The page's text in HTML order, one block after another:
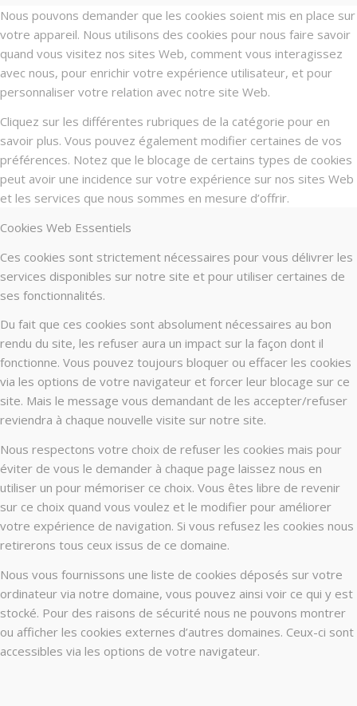
Nous pouvons demander que les cookies soient mis en place sur
votre appareil. Nous utilisons des cookies pour nous faire savoir
quand vous visitez nos sites Web, comment vous interagissez
avec nous, pour enrichir votre expérience utilisateur, et pour
personnaliser votre relation avec notre site Web.
Cliquez sur les différentes rubriques de la catégorie pour en
savoir plus. Vous pouvez également modifier certaines de vos
préférences. Notez que le blocage de certains types de cookies
peut avoir une incidence sur votre expérience sur nos sites Web
et les services que nous sommes en mesure d’offrir.
Cookies Web Essentiels
Ces cookies sont strictement nécessaires pour vous délivrer les
services disponibles sur notre site et pour utiliser certaines de
ses fonctionnalités.
Du fait que ces cookies sont absolument nécessaires au bon
rendu du site, les refuser aura un impact sur la façon dont il
fonctionne. Vous pouvez toujours bloquer ou effacer les cookies
via les options de votre navigateur et forcer leur blocage sur ce
site. Mais le message vous demandant de les accepter/refuser
reviendra à chaque nouvelle visite sur notre site.
Nous respectons votre choix de refuser les cookies mais pour
éviter de vous le demander à chaque page laissez nous en
utiliser un pour mémoriser ce choix. Vous êtes libre de revenir
sur ce choix quand vous voulez et le modifier pour améliorer
votre expérience de navigation. Si vous refusez les cookies nous
retirerons tous ceux issus de ce domaine.
Nous vous fournissons une liste de cookies déposés sur votre
ordinateur via notre domaine, vous pouvez ainsi voir ce qui y est
stocké. Pour des raisons de sécurité nous ne pouvons montrer
ou afficher les cookies externes d’autres domaines. Ceux-ci sont
accessibles via les options de votre navigateur.